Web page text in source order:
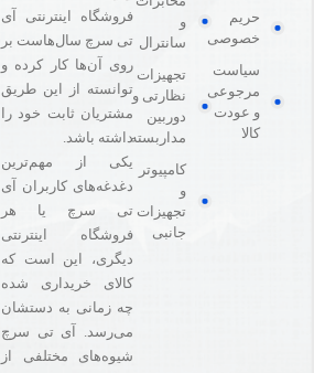
حریم
خصوصی
سیاست
مرجوعی
و عودت
کالا
و
سانترال
تجهیزات
نظارتی و
دوربین
مداربسته
کامپیوتر
و
تجهیزات
جانبی
فروشگاه اینترنتی آی
تی سرچ سال‌هاست بر
روی آن‌ها کار کرده و
توانسته از این طریق
مشتریان ثابت خود را
داشته باشد.
یکی از مهم‌ترین
دغدغه‌های کاربران آی
تی سرچ یا هر
فروشگاه‌ اینترنتی
دیگری، این است که
کالای خریداری شده
چه زمانی به دستشان
می‌رسد. آی تی سرچ
شیوه‌های مختلفی از